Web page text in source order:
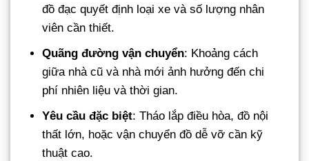
đồ đạc quyết định loại xe và số lượng nhân
viên cần thiết.
Quãng đường vận chuyển: Khoảng cách
giữa nhà cũ và nhà mới ảnh hưởng đến chi
phí nhiên liệu và thời gian.
Yêu cầu đặc biệt: Tháo lắp điều hòa, đồ nội
thất lớn, hoặc vận chuyển đồ dễ vỡ cần kỹ
thuật cao.